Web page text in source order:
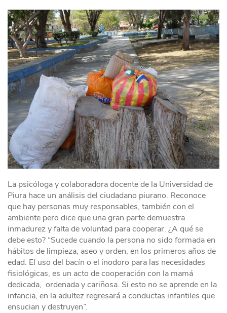
La psicóloga y colaboradora docente de la Universidad de
Piura hace un análisis del ciudadano piurano. Reconoce
que hay personas muy responsables, también con el
ambiente pero dice que una gran parte demuestra
inmadurez y falta de voluntad para cooperar. ¿A qué se
debe esto? “Sucede cuando la persona no sido formada en
hábitos de limpieza, aseo y orden, en los primeros años de
edad. El uso del bacín o el inodoro para las necesidades
fisiológicas, es un acto de cooperación con la mamá
dedicada, ordenada y cariñosa. Si esto no se aprende en la
infancia, en la adultez regresará a conductas infantiles que
ensucian y destruyen”.